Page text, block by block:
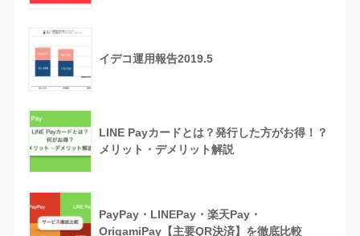
イデコ運用報告2019.5
LINE Payカードとは？発行した方がお得！？
メリット・デメリット解説
PayPay・LINEPay・楽天Pay・
OrigamiPay【主要QR決済】を徹底比較